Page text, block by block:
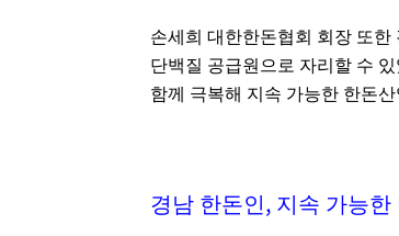
손세희 대한한돈협회 회장 또한
단백질 공급원으로 자리할 수
함께 극복해 지속 가능한 한돈
경남 한돈인, 지속 가능한